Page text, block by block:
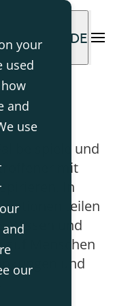
your
used
and
use
our
DE
und
mit
In
teilen
Wissen und
auf Menschen
und